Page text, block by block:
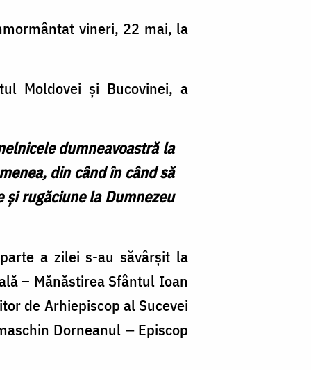
vineri, 22 mai, la
Moldovei și Bucovinei, a
dumneavoastră la
din când în când să
rugăciune la Dumnezeu
a zilei s-au săvârșit la
– Mănăstirea Sfântul Ioan
de Arhiepiscop al Sucevei
Dorneanul ‒ Episcop